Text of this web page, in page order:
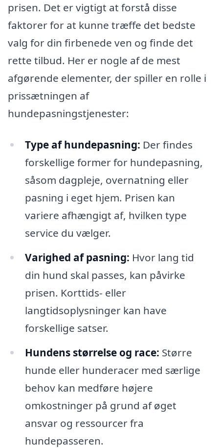
prisen. Det er vigtigt at forstå disse
faktorer for at kunne træffe det bedste
valg for din firbenede ven og finde det
rette tilbud. Her er nogle af de mest
afgørende elementer, der spiller en rolle i
prissætningen af
hundepasningstjenester:
Type af hundepasning: Der findes
forskellige former for hundepasning,
såsom dagpleje, overnatning eller
pasning i eget hjem. Prisen kan
variere afhængigt af, hvilken type
service du vælger.
Varighed af pasning: Hvor lang tid
din hund skal passes, kan påvirke
prisen. Korttids- eller
langtidsoplysninger kan have
forskellige satser.
Hundens størrelse og race: Større
hunde eller hunderacer med særlige
behov kan medføre højere
omkostninger på grund af øget
ansvar og ressourcer fra
hundepasseren.